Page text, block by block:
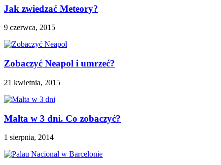
Jak zwiedzać Meteory?
9 czerwca, 2015
Zobaczyć Neapol i umrzeć?
21 kwietnia, 2015
Malta w 3 dni. Co zobaczyć?
1 sierpnia, 2014